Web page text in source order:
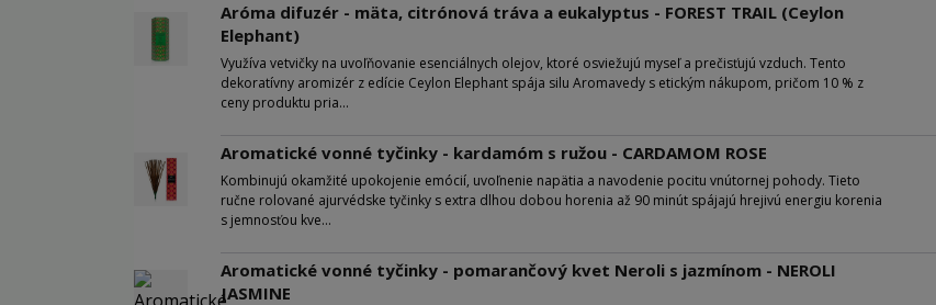
Aróma difuzér - mäta, citrónová tráva a eukalyptus - FOREST TRAIL (Ceylon
Elephant)
Využíva vetvičky na uvoľňovanie esenciálnych olejov, ktoré osviežujú myseľ a prečisťujú vzduch. Tento
dekoratívny aromizér z edície Ceylon Elephant spája silu Aromavedy s etickým nákupom, pričom 10 % z
ceny produktu pria...
Aromatické vonné tyčinky - kardamóm s ružou - CARDAMOM ROSE
Kombinujú okamžité upokojenie emócií, uvoľnenie napätia a navodenie pocitu vnútornej pohody. Tieto
ručne rolované ajurvédske tyčinky s extra dlhou dobou horenia až 90 minút spájajú hrejivú energiu korenia
s jemnosťou kve...
Aromatické vonné tyčinky - pomarančový kvet Neroli s jazmínom - NEROLI
JASMINE